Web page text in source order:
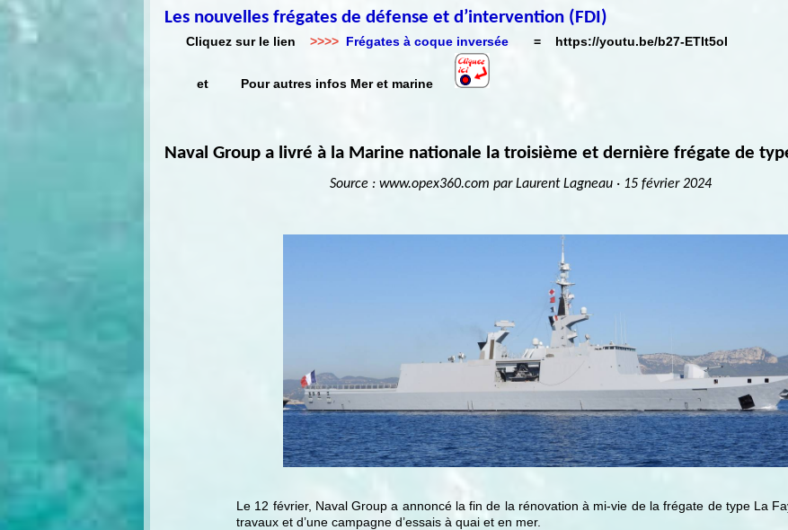
Les nouvelles frégates de défense et d’intervention (FDI)
Cliquez sur le lien >>>> Frégates à coque inversée = https://youtu.be/b27-ETIt5oI
et Pour autres infos Mer et marine
Naval Group a livré à la Marine nationale la troisième et dernière frégate de
Source : www.opex360.com par Laurent Lagneau · 15 février 2024
Le 12 février, Naval Group a annoncé la fin de la rénovation à mi-vie de la frégate de type La
travaux et d’une campagne d’essais à quai et en mer.